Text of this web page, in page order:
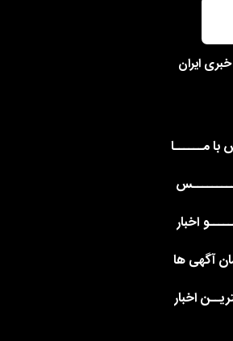
ایران
با مــــــا
اخبار
آگهی ها
اخبار